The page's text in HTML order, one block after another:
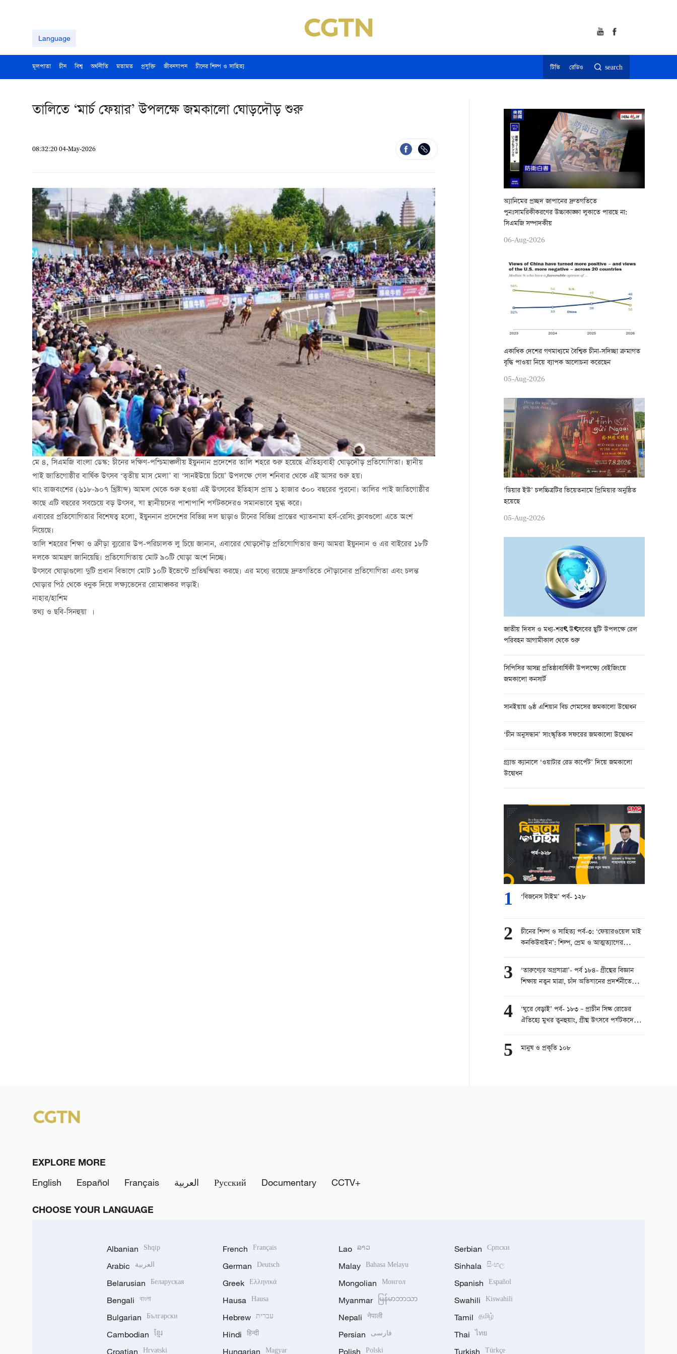
Language
মূলপাতা চীন বিশ্ব অর্থনীতি মতামত প্রযুক্তি জীবনযাপন চীনের শিল্প ও সাহিত্য টিভি রেডিও search
তালিতে ‘মার্চ ফেয়ার’ উপলক্ষে জমকালো ঘোড়দৌড় শুরু
08:32:20 04-May-2026
মে ৪, সিএমজি বাংলা ডেস্ক: চীনের দক্ষিণ-পশ্চিমাঞ্চলীয় ইয়ুননান প্রদেশের তালি শহরে শুরু হয়েছে ঐতিহ্যবাহী ঘোড়দৌড় প্রতিযোগিতা। স্থানীয়
পাই জাতিগোষ্ঠীর বার্ষিক উৎসব ‘তৃতীয় মাস মেলা’ বা ‘সানইউয়ে চিয়ে’ উপলক্ষে গেল শনিবার থেকে এই আসর শুরু হয়।
থাং রাজবংশের (৬১৮-৯০৭ খ্রিষ্টাব্দ) আমল থেকে শুরু হওয়া এই উৎসবের ইতিহাস প্রায় ১ হাজার ৩০০ বছরের পুরনো। তালির পাই জাতিগোষ্ঠীর
কাছে এটি বছরের সবচেয়ে বড় উৎসব, যা স্থানীয়দের পাশাপাশি পর্যটকদেরও সমানভাবে মুগ্ধ করে।
এবারের প্রতিযোগিতার বিশেষত্ব হলো, ইয়ুননান প্রদেশের বিভিন্ন দল ছাড়াও চীনের বিভিন্ন প্রান্তের খ্যাতনামা হর্স-রেসিং ক্লাবগুলো এতে অংশ
নিয়েছে।
তালি শহরের শিক্ষা ও ক্রীড়া ব্যুরোর উপ-পরিচালক লু চিয়ে জানান, এবারের ঘোড়দৌড় প্রতিযোগিতার জন্য আমরা ইয়ুননান ও এর বাইরের ১৮টি
দলকে আমন্ত্রণ জানিয়েছি। প্রতিযোগিতায় মোট ৯০টি ঘোড়া অংশ নিচ্ছে।
উৎসবে ঘোড়াগুলো দুটি প্রধান বিভাগে মোট ১০টি ইভেন্টে প্রতিদ্বন্দ্বিতা করছে। এর মধ্যে রয়েছে দ্রুতগতিতে দৌড়ানোর প্রতিযোগিতা এবং চলন্ত
ঘোড়ার পিঠ থেকে ধনুক দিয়ে লক্ষ্যভেদের রোমাঞ্চকর লড়াই।
নাহার/হাশিম
তথ্য ও ছবি-সিনহুয়া ।
অ্যানিমের প্রচ্ছদ জাপানের দ্রুতগতিতে
পুনঃসামরিকীকরণের উচ্চাকাঙ্ক্ষা লুকাতে পারছে না:
সিএমজি সম্পাদকীয়
06-Aug-2026
একাধিক দেশের গণমাধ্যমে বৈশ্বিক চীনা-সদিচ্ছা ক্রমাগত
বৃদ্ধি পাওয়া নিয়ে ব্যাপক আলোচনা করেছেন
05-Aug-2026
‘ডিয়ার ইউ’ চলচ্চিত্রটির ভিয়েতনামে প্রিমিয়ার অনুষ্ঠিত
হয়েছে
05-Aug-2026
জাতীয় দিবস ও মধ্য-শরৎ উৎসবের ছুটি উপলক্ষে রেল
পরিবহন আগামীকাল থেকে শুরু
সিপিসির আসন্ন প্রতিষ্ঠাবার্ষিকী উপলক্ষ্যে বেইজিংয়ে
জমকালো কনসার্ট
সানইয়ায় ৬ষ্ঠ এশিয়ান বিচ গেমসের জমকালো উদ্বোধন
‘চীন অনুসন্ধান’ সাংস্কৃতিক সফরের জমকালো উদ্বোধন
গ্র্যান্ড ক্যানালে ‘ওয়াটার রেড কার্পেট’ দিয়ে জমকালো
উদ্বোধন
1 ‘বিজনেস টাইম’ পর্ব- ১২৮
2
চীনের শিল্প ও সাহিত্য পর্ব-৩: ‘ফেয়ারওয়েল মাই
কনকিউবাইন’: শিল্প, প্রেম ও আত্মত্যাগের
3
‘তারুণ্যের অগ্রযাত্রা’- পর্ব ১৮৪- গ্রীষ্মের বিজ্ঞান
শিক্ষায় নতুন মাত্রা, চাঁদ অভিযানের প্রদর্শনীতে
4
‘ঘুরে বেড়াই’ পর্ব- ১৮৩ – প্রাচীন সিল্ক রোডের
ঐতিহ্যে মুখর তুনহুয়াং, গ্রীষ্ম উৎসবে পর্যটকদের
5 মানুষ ও প্রকৃতি ১০৮
EXPLORE MORE
English
Español Français العربية Русский Documentary CCTV+
CHOOSE YOUR LANGUAGE
Albanian Shqip
Arabic العربية
Belarusian Беларуская
Bengali বাংলা
Bulgarian Български
Cambodian ខ្មែរ
Croatian Hrvatski
French Français
German Deutsch
Greek Ελληνικά
Hausa Hausa
Hebrew עברית
Hindi हिन्दी
Hungarian Magyar
Lao ລາວ
Malay Bahasa Melayu
Mongolian Монгол
Myanmar မြန်မာဘာသာ
Nepali नेपाली
Persian فارسی
Polish Polski
Serbian Српски
Sinhala සිංහල
Spanish Español
Swahili Kiswahili
Tamil தமிழ்
Thai ไทย
Turkish Türkçe